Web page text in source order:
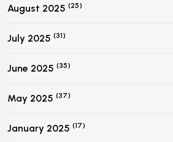
August 2025 (25)
July 2025 (31)
June 2025 (35)
May 2025 (37)
January 2025 (17)